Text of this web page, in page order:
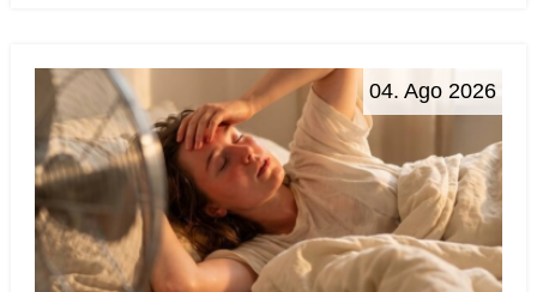
04. Ago 2026